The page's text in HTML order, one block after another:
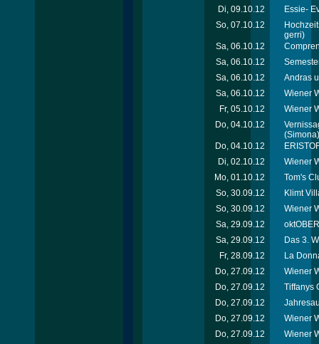
Di, 09.10.12
Essie-
So, 07.10.12
gerri)
Sa, 06.10.12
Sa, 06.10.12
Sa, 06.10.12
Andras
Sa, 06.10.12
Wiener
Fr, 05.10.12
Wiener
Do, 04.10.12
(Simona)
Do, 04.10.12
Di, 02.10.12
Wiener
Mo, 01.10.12
Tom's
So, 30.09.12
Klimt
So, 30.09.12
Wiener
Sa, 29.09.12
Sa, 29.09.12
Das 3.
Fr, 28.09.12
La
Do, 27.09.12
Wiener
Do, 27.09.12
Tiffanys
Do, 27.09.12
Do, 27.09.12
Wiener
Do, 27.09.12
Wiener